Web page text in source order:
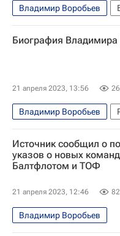
Владимир Воробьев
Балтийский флот ВМФ
Николай Евменов
Биография Владимира
21 апреля 2023, 13:56
Владимир Воробьев
Безопасность
Генеральный штаб
Справки
Источник сообщил о
указов о новых
Балтфлотом и ТОФ
21 апреля 2023, 12:46
Владимир Воробьев